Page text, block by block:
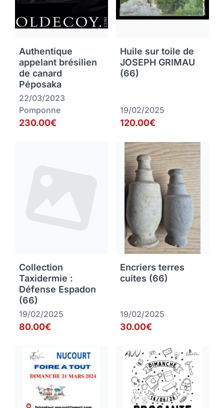
Authentique
appelant brésilien
de canard
Péposaka
22/03/2023
Pomponne
230.00€
Huile sur toile de
JOSEPH GRIMAU
(66)
19/02/2025
120.00€
Collection
Taxidermie :
Défense Espadon
(66)
19/02/2025
80.00€
Encriers terres
cuites (66)
19/02/2025
30.00€